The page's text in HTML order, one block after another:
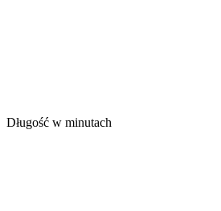
Długość w minutach